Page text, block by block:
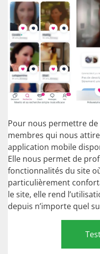
Pour nous permettre
membres qui nous
application mobile
Elle nous permet de
fonctionnalités du site
particulièrement
le site, elle rend
depuis n’importe quel